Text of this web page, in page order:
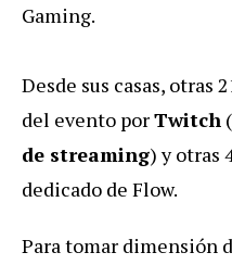
Gaming.
Desde sus casas, otras
del evento porTwitch (
de streaming) y otras
dedicado de Flow.
Para tomar dimensión